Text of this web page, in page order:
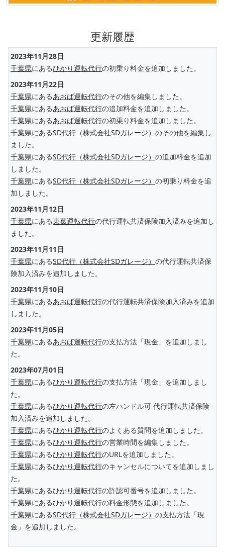
更新履歴
2023年11月28日
千葉県にあるひかり運転代行の初乗り料金を追加しました。
2023年11月22日
千葉県にあるあおば運転代行のその他を編集しました。
千葉県にあるあおば運転代行の追加料金を追加しました。
千葉県にあるあおば運転代行の初乗り料金を追加しました。
千葉県にあるSD代行（株式会社SDガレージ） のその他を編集し
ました。
千葉県にあるSD代行（株式会社SDガレージ） の追加料金を追加
しました。
千葉県にあるSD代行（株式会社SDガレージ） の初乗り料金を追
加しました。
2023年11月12日
千葉県にある東葛運転代行の代行運転共済保険加入済みを追加し
ました。
2023年11月11日
千葉県にあるSD代行（株式会社SDガレージ） の代行運転共済保
険加入済みを追加しました。
2023年11月10日
千葉県にあるあおば運転代行の代行運転共済保険加入済みを追加
しました。
2023年11月05日
千葉県にあるあおば運転代行の支払方法「現金」を追加しまし
た。
2023年07月01日
千葉県にあるひかり運転代行の支払方法「現金」を追加しまし
た。
千葉県にあるひかり運転代行の左ハンドル可 代行運転共済保険
加入済みを追加しました。
千葉県にあるひかり運転代行のよくある質問を追加しました。
千葉県にあるひかり運転代行の営業時間を編集しました。
千葉県にあるひかり運転代行のURLを追加しました。
千葉県にあるひかり運転代行のキャンセルについてを追加しまし
た。
千葉県にあるひかり運転代行の許認可番号を追加しました。
千葉県にあるひかり運転代行の料金形態を追加しました。
千葉県にあるSD代行（株式会社SDガレージ） の支払方法「現
金」を追加しました。